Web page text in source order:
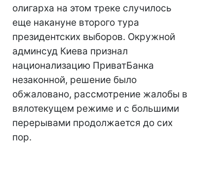
олигарха на этом треке случилось
еще накануне второго тура
президентских выборов. Окружной
админсуд Киева признал
национализацию ПриватБанка
незаконной, решение было
обжаловано, рассмотрение жалобы в
вялотекущем режиме и с большими
перерывами продолжается до сих
пор.